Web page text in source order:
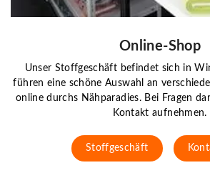
Online-Shop
Unser Stoffgeschäft befindet sich in
führen eine schöne Auswahl an
online durchs Nähparadies. Bei Fragen
Kontakt aufnehmen.
Stoffgeschäft